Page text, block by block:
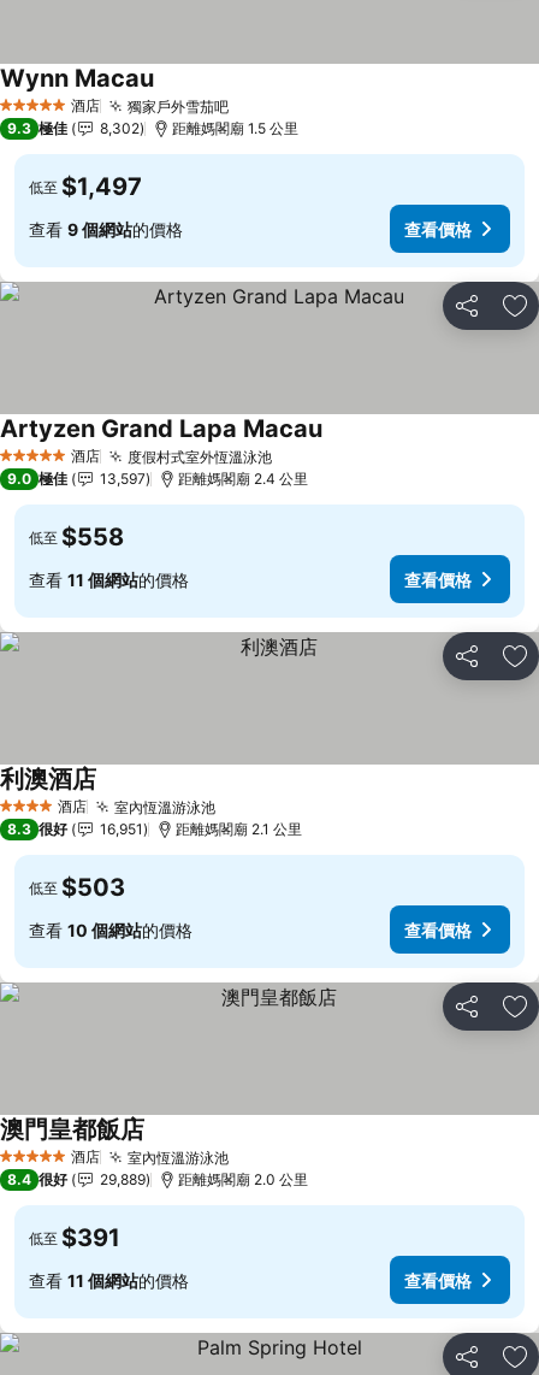
5 星級 酒店 獨家戶外雪茄吧
Wynn Macau
9.3 極佳 8,302 距離媽閣廟 1.5 公里
低至 $1,497
查看 9 個網站的價格 查看價格
分享 放
5 星級 酒店 度假村式室外恆溫泳池
Artyzen Grand Lapa Macau
9.0 極佳 13,597 距離媽閣廟 2.4 公里
低至 $558
查看 11 個網站的價格 查看價格
分享 放
4 星級 酒店 室內恆溫游泳池
利澳酒店
8.3 很好 16,951 距離媽閣廟 2.1 公里
低至 $503
查看 10 個網站的價格 查看價格
分享 放
5 星級 酒店 室內恆溫游泳池
澳門皇都飯店
8.4 很好 29,889 距離媽閣廟 2.0 公里
低至 $391
查看 11 個網站的價格 查看價格
分享 放